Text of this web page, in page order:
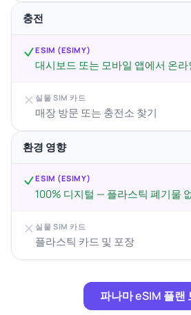
충전
ESIM (ESIMY)
대시보드 또는 모바일 앱에서 온
실물 SIM 카드
매장 방문 또는 충전소 찾기
환경 영향
ESIM (ESIMY)
100% 디지털 — 플라스틱 폐기물
실물 SIM 카드
플라스틱 카드 및 포장
파나마 eSIM 플랜